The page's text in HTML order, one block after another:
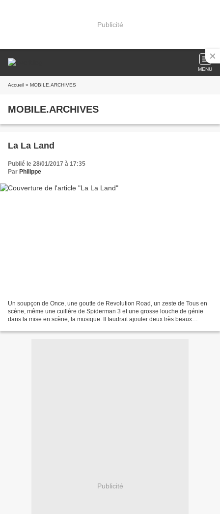
Publicité
MENU
Accueil » MOBILE.ARCHIVES
MOBILE.ARCHIVES
La La Land
Publié le 28/01/2017 à 17:35
Par Philippe
Un soupçon de Once, une goutte de Revolution Road, un zeste de Tous en
scène, même une cuillère de Spiderman 3 et une grosse louche de génie
dans la mise en scène, la musique. Il faudrait ajouter deux très beaux
Publicité